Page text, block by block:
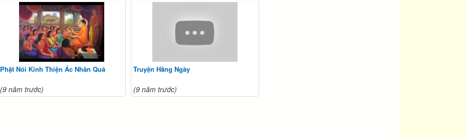
Phật Nói Kinh Thiện Ác Nhân Quả
(9 năm trước)
Truyện Hằng Ngày
(9 năm trước)